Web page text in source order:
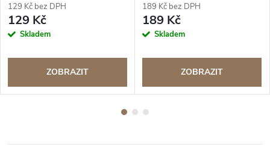
129 Kč bez DPH
129 Kč
Skladem
ZOBRAZIT
189 Kč bez DPH
189 Kč
Skladem
ZOBRAZIT